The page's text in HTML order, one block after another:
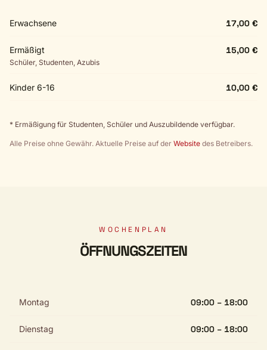
Erwachsene 17,00 €
Ermäßigt
Schüler, Studenten, Azubis
15,00 €
Kinder 6-16 10,00 €
* Ermäßigung für Studenten, Schüler und Auszubildende verfügbar.
Alle Preise ohne Gewähr. Aktuelle Preise auf der Website des Betreibers.
WOCHENPLAN
ÖFFNUNGSZEITEN
Montag 09:00 – 18:00
Dienstag 09:00 – 18:00